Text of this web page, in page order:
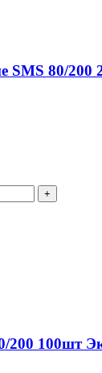
SMS 80/200
200 100шт